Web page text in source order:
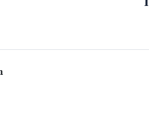
1